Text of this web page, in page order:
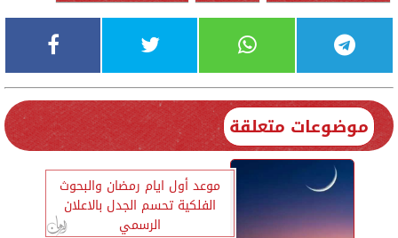
موضوعات متعلقة
موعد أول ايام رمضان والبحوث
الفلكية تحسم الجدل بالاعلان
الرسمي